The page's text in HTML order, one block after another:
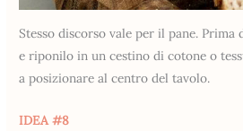
Stesso discorso vale per il pane.
e riponilo in un cestino di cotone o
a posizionare al centro del tavolo.
IDEA #8